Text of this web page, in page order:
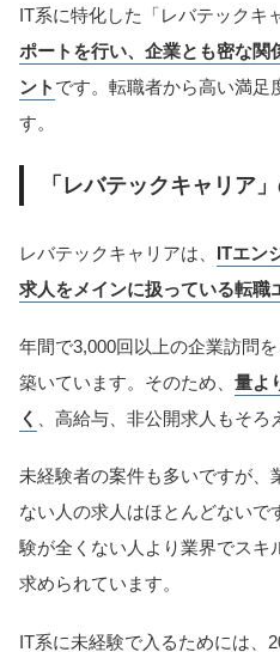
IT系に特化した「レバテックキ
ポートを行い、企業とも密な関
ント です。転職者から高い満足
す。
「レバテックキャリア
レバテックキャリアは、 ITエン
求人をメインに扱っている転職
年間で3,000回以上の企業訪問
築いています。そのため、 量よ
く
、高給与、非公開求人もそろ
未経験者の案件も多いですが、
ない人の求人はほとんどないで
験が全くない人より業界でスキ
求められています。
IT系に未経験で入るためには、